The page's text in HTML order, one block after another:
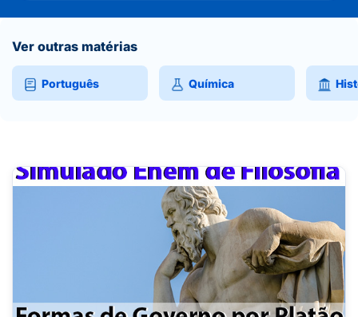
Ver outras matérias
Português Química